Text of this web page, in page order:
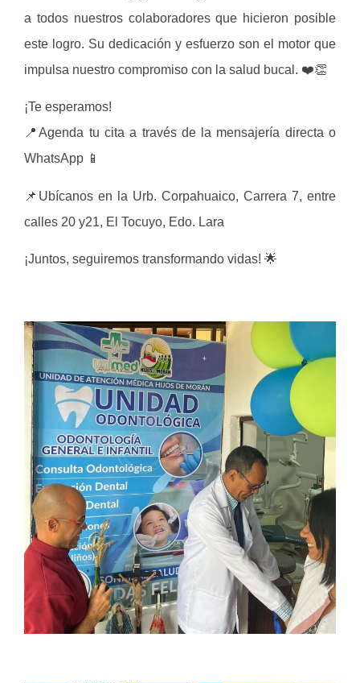
a todos nuestros colaboradores que hicieron posible
este logro. Su dedicación y esfuerzo son el motor que
impulsa nuestro compromiso con la salud bucal. ❤️👏
¡Te esperamos!
📍Agenda tu cita a través de la mensajería directa o
WhatsApp 📱
📌Ubícanos en la Urb. Corpahuaico, Carrera 7, entre
calles 20 y21, El Tocuyo, Edo. Lara
¡Juntos, seguiremos transformando vidas! 🌟